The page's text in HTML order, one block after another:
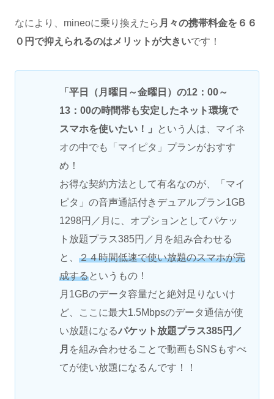
なにより、mineoに乗り換えたら 月々の携帯料金を６６
０円で抑えられるのはメリットが大きいです！
「平日（月曜日～金曜日）の12：00～
13：00の時間帯も安定したネット環境で
スマホを使いたい！」
という人は、マイネ
オの中でも「マイピタ」プランがおすす
め！
お得な契約方法として有名なのが、「マイ
ピタ」の音声通話付きデュアルプラン1GB
1298円／月に、オプションとしてパケッ
ト放題プラス385円／月を組み合わせる
と、 ２４時間低速で使い放題のスマホが完
成するというもの！
月1GBのデータ容量だと絶対足りないけ
ど、ここに最大1.5Mbpsのデータ通信が使
い放題になるパケット放題プラス385円／
月 を組み合わせることで動画もSNSもすべ
てが使い放題になるんです！！